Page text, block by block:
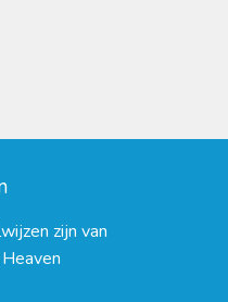
zijn van